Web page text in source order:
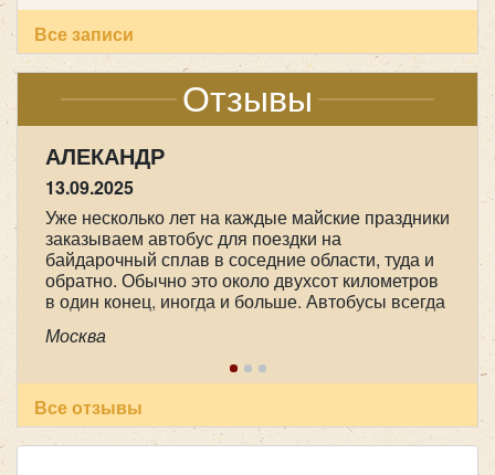
Все записи
Отзывы
АЛЕКАНДР
13.09.2025
Уже несколько лет на каждые майские праздники
заказываем автобус для поездки на
байдарочный сплав в соседние области, туда и
обратно. Обычно это около двухсот километров
в один конец, иногда и больше. Автобусы всегда
большими багажными отделениями. А главное,
это опытные, доброжелательные, пунктуальные
и ответственные водители. В этот раз это были
Александр Александрович Чорный и Юрий
Анатольевич Арефьев. Спасибо большое им и
всему коллективу компании!
Москва
Все отзывы
FoxBus 22501B-01
Цена от:2800 руб/час
Количество мест:18
Цена от:1600 руб/час
Hyundai Grand Starex H1 черный